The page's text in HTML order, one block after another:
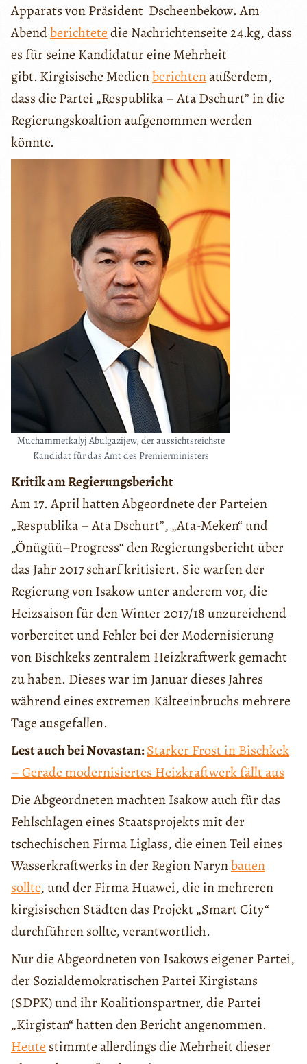
Apparats von Präsident Dscheenbekow.Am
Abendberichtetedie Nachrichtenseite 24.kg, dass
es für seine Kandidatur eine Mehrheit
gibt.Kirgisische Medienberichtenaußerdem,
dass die Partei „Respublika – Ata Dschurt” in die
Regierungskoaltion aufgenommen werden
könnte.
Muchammetkalyj Abulgazijew, der aussichtsreichste
Kandidat für das Amt des Premierministers
Kritik am Regierungsbericht
Am 17. April hatten Abgeordnete der Parteien
„Respublika – Ata Dschurt”, „Ata-Meken“ und
„Önügüü–Progress“ den Regierungsbericht über
das Jahr 2017 scharf kritisiert. Sie warfen der
Regierung von Isakow unter anderem vor, die
Heizsaison für den Winter 2017/18 unzureichend
vorbereitet und Fehler bei der Modernisierung
von Bischkeks zentralem Heizkraftwerk gemacht
zu haben. Dieses war im Januar dieses Jahres
während eines extremen Kälteeinbruchs mehrere
Tage ausgefallen.
Lest auch bei Novastan:Starker Frost in Bischkek
– Gerade modernisiertes Heizkraftwerk fällt aus
Die Abgeordneten machten Isakow auch für das
Fehlschlagen eines Staatsprojekts mit der
tschechischen Firma Liglass, die einen Teil eines
Wasserkraftwerks in der Region Narynbauen
sollte, und der Firma Huawei, die in mehreren
kirgisischen Städten das Projekt „Smart City“
durchführen sollte, verantwortlich.
Nur die Abgeordneten von Isakows eigener Partei,
der Sozialdemokratischen Partei Kirgistans
(SDPK) und ihr Koalitionspartner, die Partei
„Kirgistan“ hatten den Bericht angenommen.
Heute stimmte allerdings die Mehrheit dieser